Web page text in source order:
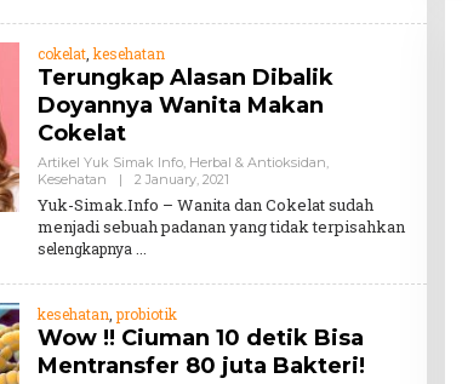
cokelat,kesehatan
Terungkap Alasan Dibalik
Doyannya Wanita Makan
Cokelat
Artikel Yuk Simak Info, Herbal & Antioksidan,
Kesehatan
| 2 January, 2021By
August
Yuk-Simak.Info – Wanita dan Cokelat sudah
menjadi sebuah padanan yang tidak terpisahkan
selengkapnya
kesehatan,probiotik
Wow !! Ciuman 10 detik Bisa
Mentransfer 80 juta Bakteri!